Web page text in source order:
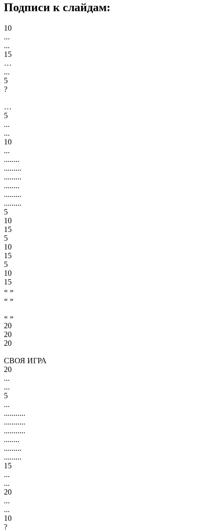
Подписи к слайдам:
10
...
...
15
…
...
5
?
…
5
...
...
10
...
........
.........
.........
........
.........
.........
5
10
15
5
10
15
5
10
15
« »
« »
« »
20
20
20
СВОЯ ИГРА
20
...
...
5
...
...........
...........
...........
........
.........
.........
15
...
...
20
...
...
10
?